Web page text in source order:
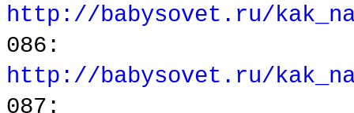
http://babysovet.ru/
086:
http://babysovet.ru/
087: